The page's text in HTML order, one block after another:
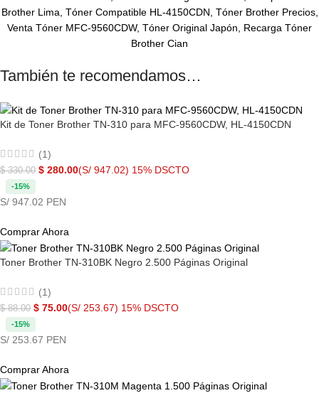
Brother Lima, Tóner Compatible HL-4150CDN, Tóner Brother Precios,
Venta Tóner MFC-9560CDW, Tóner Original Japón, Recarga Tóner
Brother Cian
También te recomendamos…
Kit de Toner Brother TN-310 para MFC-9560CDW, HL-4150CDN
(1)
$330.00 $ 280.00(S/ 947.02) 15% DSCTO
-15%
S/ 947.02 PEN
Comprar Ahora
Toner Brother TN-310BK Negro 2.500 Páginas Original
(1)
$88.00 $ 75.00(S/ 253.67) 15% DSCTO
-15%
S/ 253.67 PEN
Comprar Ahora